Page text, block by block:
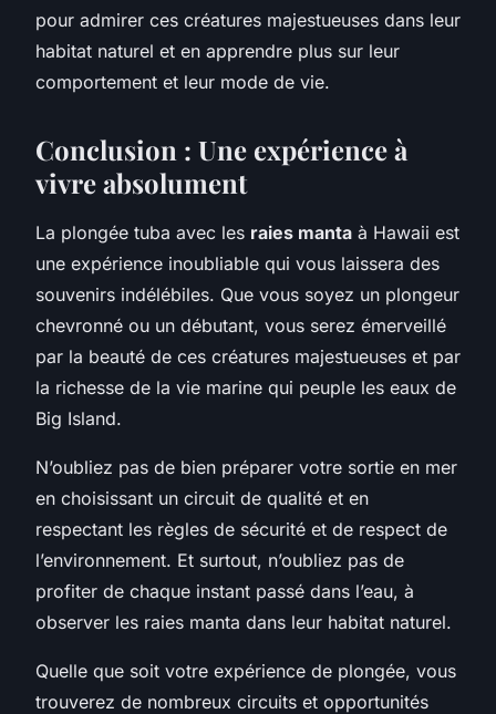
pour admirer ces créatures majestueuses dans leur
habitat naturel et en apprendre plus sur leur
comportement et leur mode de vie.
Conclusion : Une expérience à
vivre absolument
La plongée tuba avec les raies manta à Hawaii est
une expérience inoubliable qui vous laissera des
souvenirs indélébiles. Que vous soyez un plongeur
chevronné ou un débutant, vous serez émerveillé
par la beauté de ces créatures majestueuses et par
la richesse de la vie marine qui peuple les eaux de
Big Island.
N’oubliez pas de bien préparer votre sortie en mer
en choisissant un circuit de qualité et en
respectant les règles de sécurité et de respect de
l’environnement. Et surtout, n’oubliez pas de
profiter de chaque instant passé dans l’eau, à
observer les raies manta dans leur habitat naturel.
Quelle que soit votre expérience de plongée, vous
trouverez de nombreux circuits et opportunités